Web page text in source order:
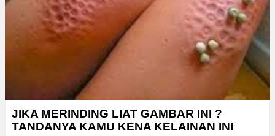
JIKA MERINDING LIAT GAMBAR INI ?
TANDANYA KAMU KENA KELAINAN INI